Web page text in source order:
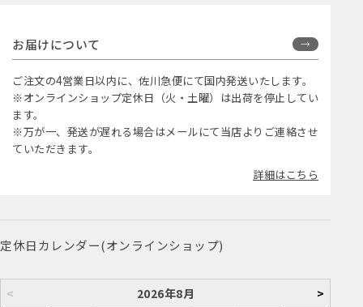
お届けについて
ご注文の4営業日以内に、佐川急便にて国内発送いたします。
※オンラインショップ定休日（火・土曜）は出荷を停止してい
ます。
※万が一、発送が遅れる場合はメールにて当店よりご連絡させ
ていただきます。
詳細はこちら
定休日カレンダー(オンラインショップ)
< 2026年8月 >